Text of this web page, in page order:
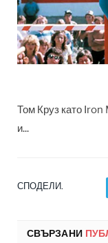
Том Круз като
и...
СПОДЕЛИ.
СВЪРЗАНИ